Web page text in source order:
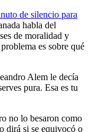
de silencio para
habla del
de moralidad y
es sobre qué
Alem le decía
pura. Esa es tu
no lo besaron como
dirá si se equivocó o